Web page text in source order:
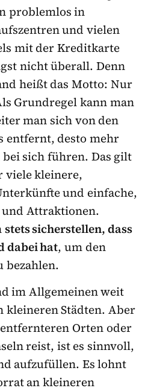
problemlos in
und vielen
mit der Kreditkarte
nicht überall. Denn
heißt das Motto: Nur
Grundregel kann man
man sich von den
entfernt, desto mehr
sich führen. Das gilt
viele kleinere,
und einfache,
und Attraktionen.
stets sicherstellen, dass
dabei hat, um den
bezahlen.
im Allgemeinen weit
kleineren Städten. Aber
Orten oder
reist, ist es sinnvoll,
aufzufüllen. Es lohnt
an kleineren